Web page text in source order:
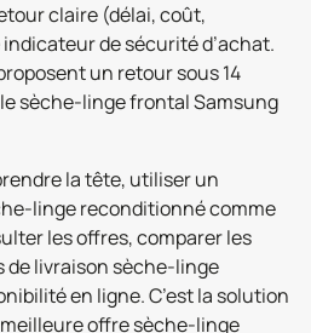
claire (délai, coût,
de sécurité d’achat.
un retour sous 14
sèche-linge frontal Samsung
la tête, utiliser un
linge reconditionné comme
les offres, comparer les
livraison sèche-linge
en ligne. C’est la solution
offre sèche-linge